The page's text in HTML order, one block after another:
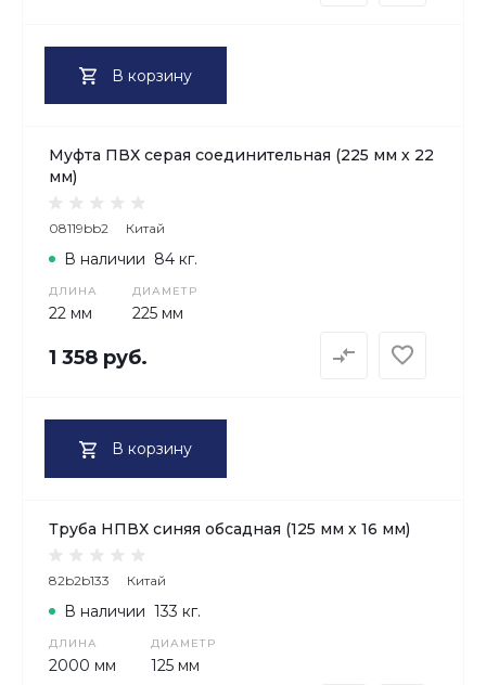
В корзину
Муфта ПВХ серая соединительная (225 мм х 22
мм)
08119bb2 Китай
ДЛИНА
22 мм
ДИАМЕТР
225 мм
В наличии 84 кг.
1 358 руб.
В корзину
Труба НПВХ синяя обсадная (125 мм х 16 мм)
82b2b133 Китай
ДЛИНА
2000 мм
ДИАМЕТР
125 мм
В наличии 133 кг.